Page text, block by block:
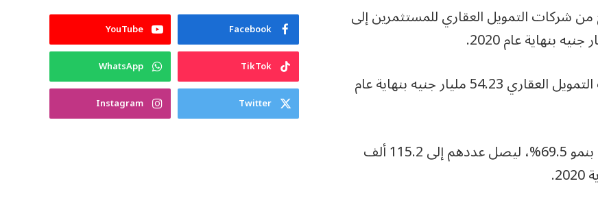
من شركات التمويل العقاري للمستثمرين إلى
وبلغت أرصدة التمويل العقاري القائمة لدى شركات التمويل العقاري 54.23 مليار جنيه بنهاية عام
وارتفع عدد المستفيدين من نشاط التمويل العقاري بنمو 69.5%، ليصل عددهم إلى 115.2 ألف
Facebook
YouTube
TikTok
WhatsApp
Twitter
Instagram